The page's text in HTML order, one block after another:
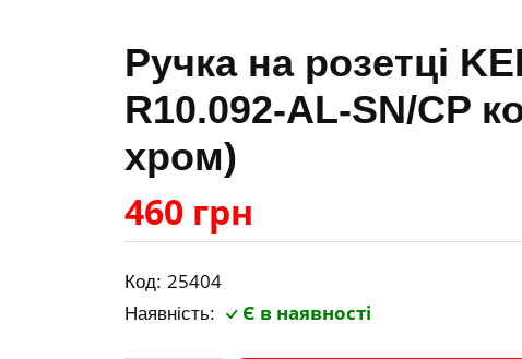
Ручка на розетці
R10.092-AL-SN/CP
хром)
460 грн
Код: 25404
Наявність: Є в наявності